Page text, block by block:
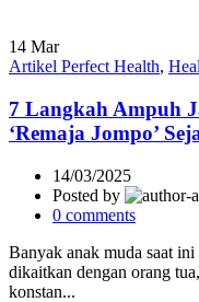
14 Mar
Artikel Perfect Health,
7 Langkah Ampuh
‘Remaja Jompo’
14/03/2025
Posted by
0 comments
Banyak anak muda saat
dikaitkan dengan orang
konstan...